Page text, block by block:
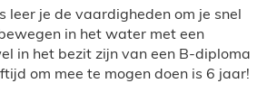
leer je de vaardigheden om je snel
in het water met een
in het bezit zijn van een B-diploma
om mee te mogen doen is 6 jaar!